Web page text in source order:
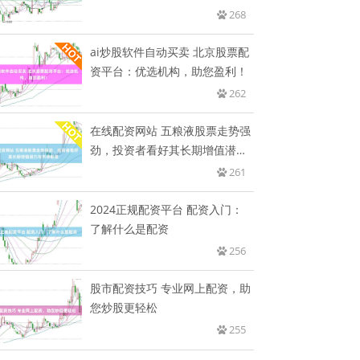
268
ai炒股软件自动买卖 北京股票配
资平台：优选机构，助您盈利！
262
在线配资网站 五粮液股票走势强
劲，投资者看好其长期增值潜力
261
2024正规配资平台 配资入门：
了解什么是配资
256
股市配资技巧 专业网上配资，助
您炒股更轻松
255